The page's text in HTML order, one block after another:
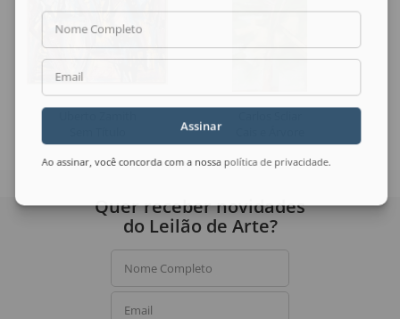
Nome Completo
Email
Assinar
Ao assinar, você concorda com a nossa política de privacidade.
Quer receber novidades
do Leilão de Arte?
Nome Completo
Email